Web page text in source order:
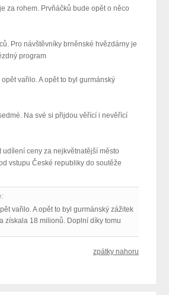
za rohem. Prvňáčků bude opět o něco
Pro návštěvníky brněnské hvězdárny je
program
vařilo. A opět to byl gurmánský
Na své si přijdou věřící i nevěřící
udílení ceny za nejkvětnatější město
vstupu České republiky do soutěže
vařilo. A opět to byl gurmánský zážitek
získala 18 milionů. Doplní díky tomu
zpátky nahoru